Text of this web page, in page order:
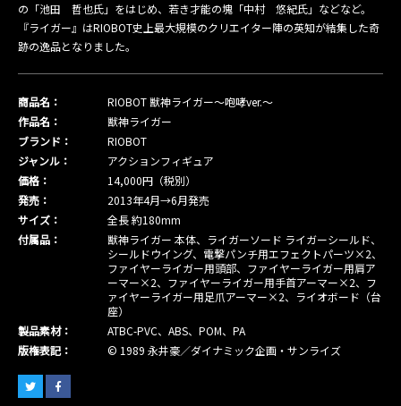
の「池田 哲也氏」をはじめ、若き才能の塊「中村 悠紀氏」などなど。
『ライガー』はRIOBOT史上最大規模のクリエイター陣の英知が結集した奇
跡の逸品となりました。
商品名：
RIOBOT 獣神ライガー〜咆哮ver.〜
作品名：
獣神ライガー
ブランド：
RIOBOT
ジャンル：
アクションフィギュア
価格：
14,000円（税別）
発売：
2013年4月→6月発売
サイズ：
全長 約180mm
付属品：
獣神ライガー 本体、ライガーソード ライガーシールド、
シールドウイング、電撃パンチ用エフェクトパーツ×2、
ファイヤーライガー用頭部、ファイヤーライガー用肩ア
ーマー×2、ファイヤーライガー用手首アーマー×2、フ
ァイヤーライガー用足爪アーマー×2、ライオボード（台
座）
製品素材：
ATBC-PVC、ABS、POM、PA
版権表記：
© 1989 永井豪／ダイナミック企画・サンライズ